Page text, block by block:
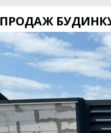
ПРОДАЖ